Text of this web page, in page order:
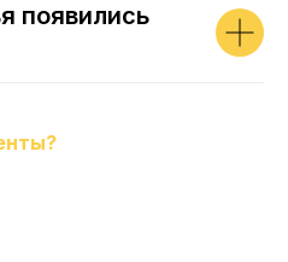
появились